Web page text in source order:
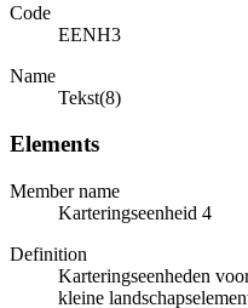
Code
EENH3
Name
Tekst(8)
Elements
Member name
Karteringseenheid 4
Definition
Karteringseenheden
kleine